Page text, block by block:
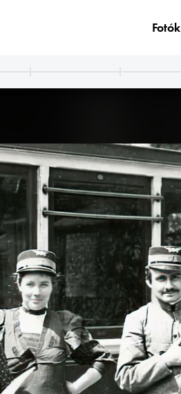
1914 · Budapest V.,Budapest VI.
Deák Ferenc tér, jobbra az Anker-ház. Szemben a Bajcsy Zsilinszky út (a felvétel 1914 októberében készült, ekkor változott Váci körútról Vilmos császár útra az elnevezés).
1914 · Budapest
férfiak egy mozgósítási hírdetmény előtt az I. világháború kitörése után 1914. július végén - augusztus elején.
Fotók